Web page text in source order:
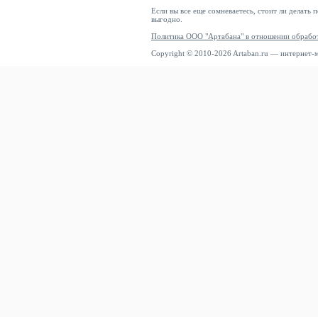
Если вы все еще сомневаетесь, стоит ли делать
выгодно.
Политика ООО "Артабана" в отношении
Copyright © 2010-2026 Artaban.ru — интернет-